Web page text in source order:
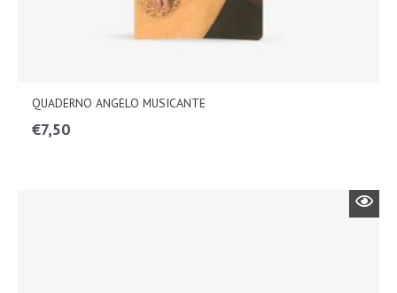
QUADERNO ANGELO MUSICANTE
€7,50